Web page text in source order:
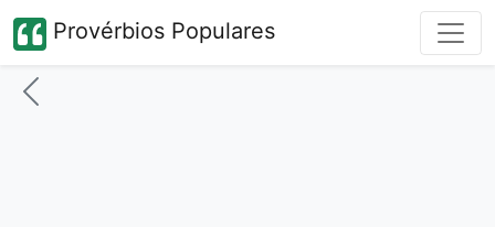
Provérbios Populares